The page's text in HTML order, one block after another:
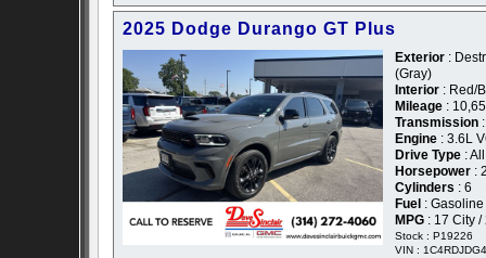
2025 Dodge Durango GT Plus
Exterior :
(Gray)
Interior : Red/
Mileage :
Transmission
Engine : 3.6L
Drive Type :
Horsepower :
Cylinders : 6
Fuel : Gasoline
MPG : 17 City /
Stock : P19226
VIN :